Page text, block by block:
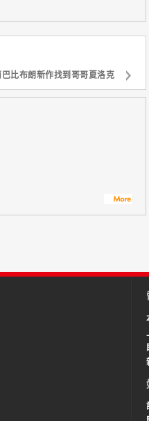
比布朗新作找到哥哥夏洛克